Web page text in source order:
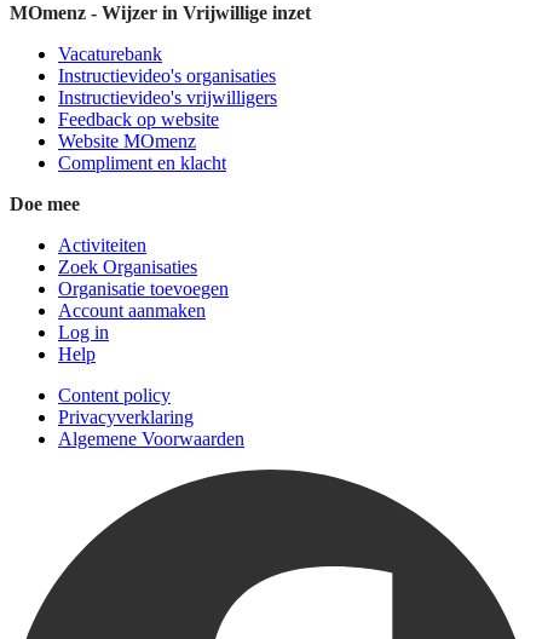
MOmenz - Wijzer in Vrijwillige inzet
Vacaturebank
Instructievideo's organisaties
Instructievideo's vrijwilligers
Feedback op website
Website MOmenz
Compliment en klacht
Doe mee
Activiteiten
Zoek Organisaties
Organisatie toevoegen
Account aanmaken
Log in
Help
Content policy
Privacyverklaring
Algemene Voorwaarden